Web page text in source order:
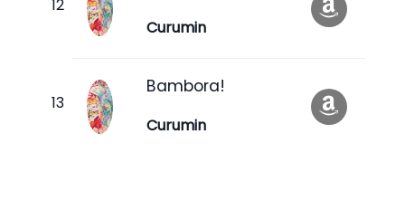
Curumin
Bambora!
Curumin